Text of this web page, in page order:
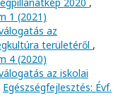
1 (2021)
az
területéről ,
4 (2020)
az iskolai
Egészségfejlesztés: Évf.